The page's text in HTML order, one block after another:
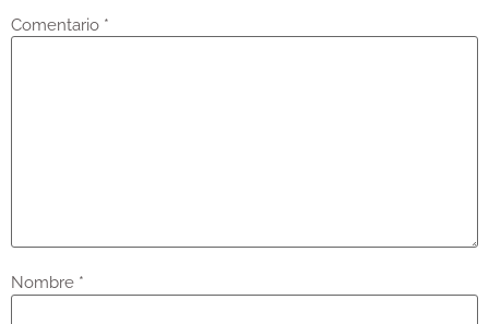
Comentario *
Nombre *